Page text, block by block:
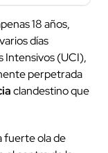
18 años,
días
Intensivos (UCI),
perpetrada
clandestino que
fuerte ola de